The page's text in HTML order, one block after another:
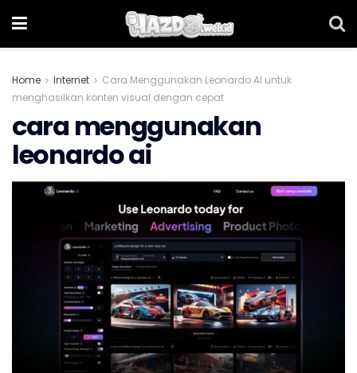
Home Internet
Cara Menggunakan Leonardo AI untuk
menghasilkan konten visual dengan cepat
cara menggunakan
leonardo ai